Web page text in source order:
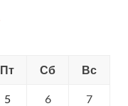
Пт Сб Вс
5 6 7